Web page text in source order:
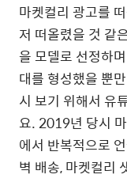
마켓컬리 광고를
저 떠올렸을 것 같
을 모델로 선정하며
대를 형성했을뿐만
시 보기 위해서 유
요. 2019년 당시
에서 반복적으로
벽 배송,마켓컬리